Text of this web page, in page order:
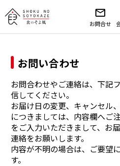
お問合せ
お問い合わせ
お問合わせやご連絡は、下記
信してください。
お届け日の変更、キャンセル
につきましては、内容欄へご
をご入力いただきまして、お
連絡をお願いします。
内容が不明の場合は、ご要望
す。